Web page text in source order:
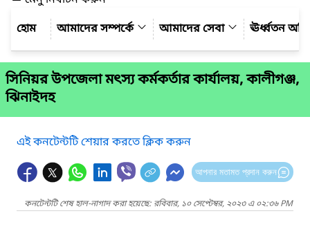
আমাদের সম্পর্কে
আমাদের সেবা ঊর্ধ্বতন
সিনিয়র উপজেলা মৎস্য কর্মকর্তার কার্যালয়, কালীগঞ্জ,
ঝিনাইদহ
এই কনটেন্টটি শেয়ার করতে ক্লিক করুন
আপনার মতামত প্রদান করুন
কনটেন্টটি শেষ হাল-নাগাদ করা হয়েছে: রবিবার, ১০ সেপ্টেম্বর, ২০২৩ এ ০২:৩৬ PM